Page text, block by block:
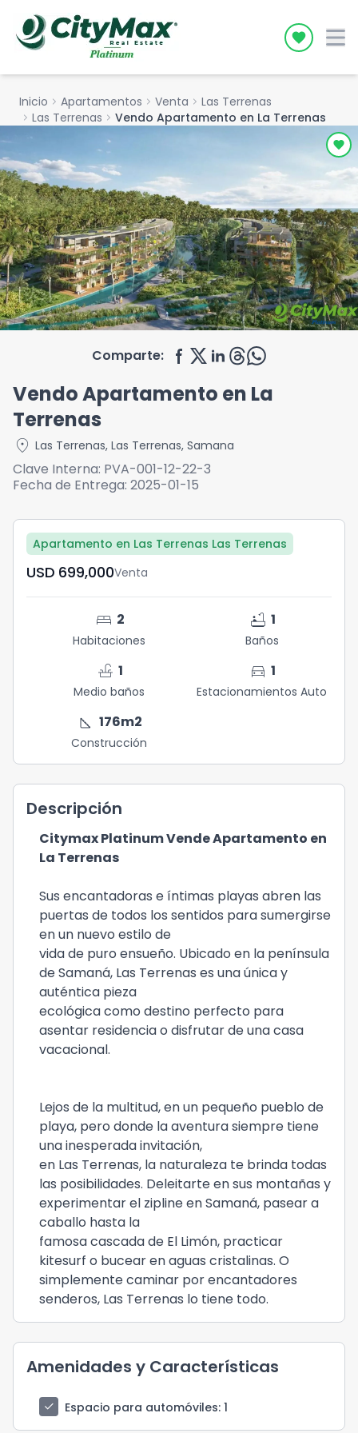
Icon
Inicio chevron_right Apartamentos chevron_right Venta chevron_right Las Terrenas
chevron_right Las Terrenas chevron_right Vendo Apartamento en La Terrenas
Comparte:
Vendo Apartamento en La
Terrenas
location_on Las Terrenas, Las Terrenas, Samana
Clave Interna: PVA-001-12-22-3
Fecha de Entrega: 2025-01-15
Apartamento en Las Terrenas Las Terrenas
USD	699,000Venta
bed 2
Habitaciones
bathtub 1
Baños
faucet 1
Medio baños
directions_car 1
Estacionamientos Auto
square_foot 176m2
Construcción
Descripción
Citymax Platinum Vende Apartamento en
La Terrenas
Sus encantadoras e íntimas playas abren las
puertas de todos los sentidos para sumergirse
en un nuevo estilo de
vida de puro ensueño. Ubicado en la península
de Samaná, Las Terrenas es una única y
auténtica pieza
ecológica como destino perfecto para
asentar residencia o disfrutar de una casa
vacacional.
Lejos de la multitud, en un pequeño pueblo de
playa, pero donde la aventura siempre tiene
una inesperada invitación,
en Las Terrenas, la naturaleza te brinda todas
las posibilidades. Deleitarte en sus montañas y
experimentar el zipline en Samaná, pasear a
caballo hasta la
famosa cascada de El Limón, practicar
kitesurf o bucear en aguas cristalinas. O
simplemente caminar por encantadores
senderos, Las Terrenas lo tiene todo.
Amenidades y Características
check Espacio para automóviles: 1